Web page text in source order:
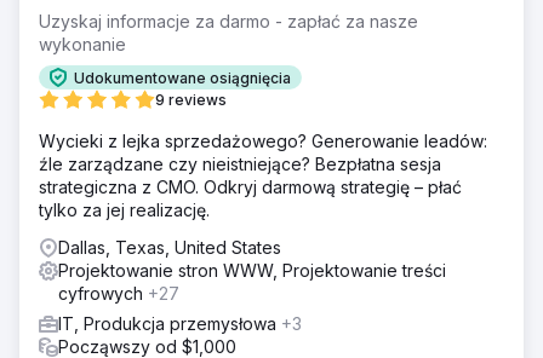
Uzyskaj informacje za darmo - zapłać za nasze
wykonanie
Udokumentowane osiągnięcia
9 reviews
Wycieki z lejka sprzedażowego? Generowanie leadów:
źle zarządzane czy nieistniejące? Bezpłatna sesja
strategiczna z CMO. Odkryj darmową strategię – płać
tylko za jej realizację.
Dallas, Texas, United States
Projektowanie stron WWW, Projektowanie treści
cyfrowych +27
IT, Produkcja przemysłowa +3
Począwszy od $1,000